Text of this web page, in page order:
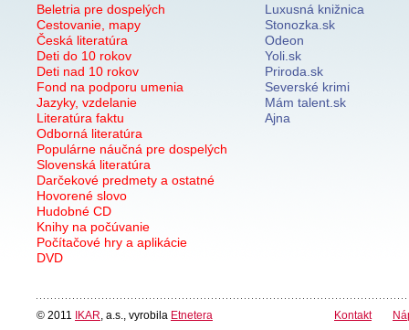
Beletria pre dospelých
Cestovanie, mapy
Česká literatúra
Deti do 10 rokov
Deti nad 10 rokov
Fond na podporu umenia
Jazyky, vzdelanie
Literatúra faktu
Odborná literatúra
Populárne náučná pre dospelých
Slovenská literatúra
Darčekové predmety a ostatné
Hovorené slovo
Hudobné CD
Knihy na počúvanie
Počítačové hry a aplikácie
DVD
Luxusná knižnica
Stonozka.sk
Odeon
Yoli.sk
Priroda.sk
Severské krimi
Mám talent.sk
Ajna
© 2011 IKAR , a.s., vyrobila Etnetera Kontakt